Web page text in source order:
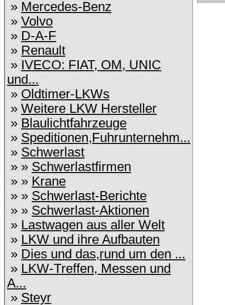
» Mercedes-Benz
» Volvo
» D-A-F
» Renault
» IVECO: FIAT, OM, UNIC
und...
» Oldtimer-LKWs
» Weitere LKW Hersteller
» Blaulichtfahrzeuge
» Speditionen,Fuhrunternehm...
» Schwerlast
» » Schwerlastfirmen
» » Krane
» » Schwerlast-Berichte
» » Schwerlast-Aktionen
» Lastwagen aus aller Welt
» LKW und ihre Aufbauten
» Dies und das,rund um den ...
» LKW-Treffen, Messen und
A...
» Steyr